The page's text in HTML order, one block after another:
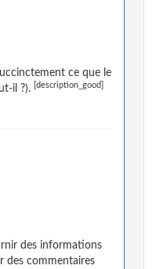
ce que le
il ?).
[description_good]
des informations
des commentaires